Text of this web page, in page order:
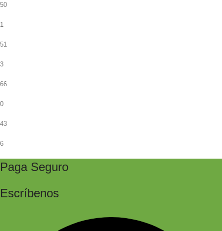
50
1
51
3
66
0
43
6
Paga Seguro
Escríbenos